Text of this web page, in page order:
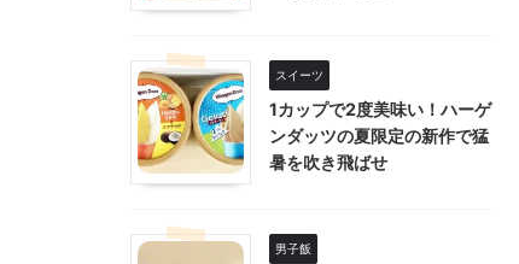
スイーツ
1カップで2度美味い！ハーゲ
ンダッツの夏限定の新作で猛
暑を吹き飛ばせ
男子飯